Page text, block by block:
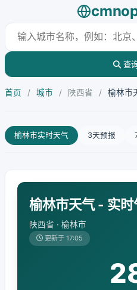
查
首页 / 城市 / 陕西省 / 榆林市
榆林市实时天气 3天预报
榆林市天气 - 实
陕西省 · 榆林市
更新于 17:05